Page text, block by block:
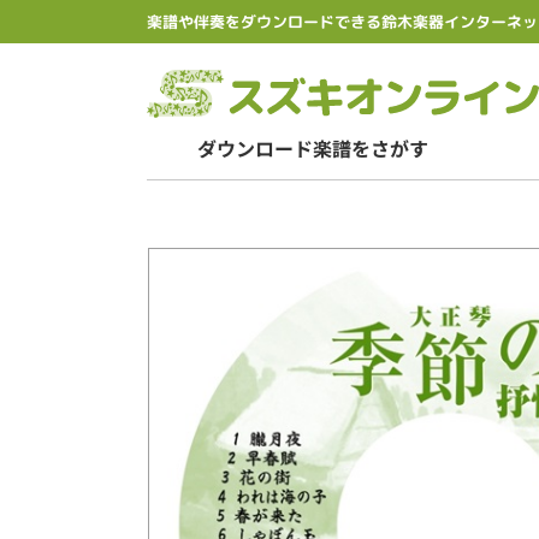
楽譜や伴奏をダウンロードできる鈴木楽器インターネ
ダウンロード楽譜をさがす